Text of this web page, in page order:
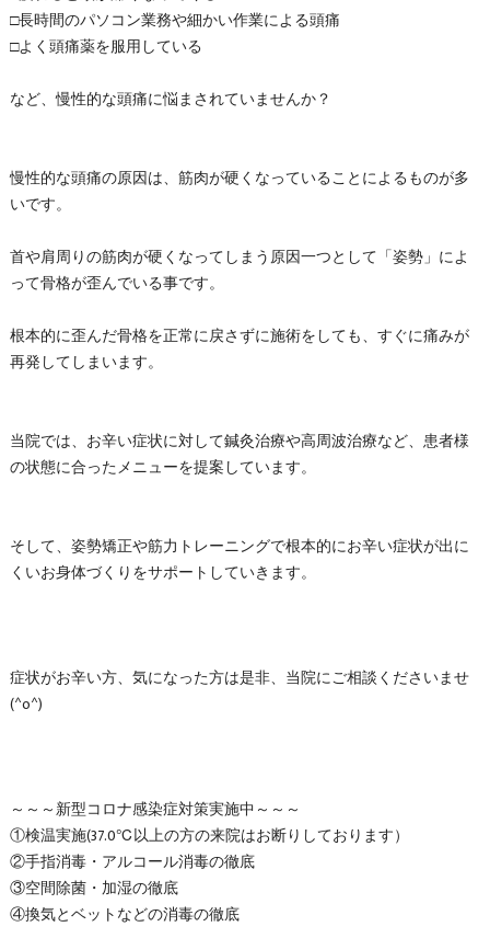
□長時間のパソコン業務や細かい作業による頭痛
□よく頭痛薬を服用している
など、慢性的な頭痛に悩まされていませんか？
慢性的な頭痛の原因は、筋肉が硬くなっていることによるものが多
いです。
首や肩周りの筋肉が硬くなってしまう原因一つとして「姿勢」によ
って骨格が歪んでいる事です。
根本的に歪んだ骨格を正常に戻さずに施術をしても、すぐに痛みが
再発してしまいます。
当院では、お辛い症状に対して鍼灸治療や高周波治療など、患者様
の状態に合ったメニューを提案しています。
そして、姿勢矯正や筋力トレーニングで根本的にお辛い症状が出に
くいお身体づくりをサポートしていきます。
症状がお辛い方、気になった方は是非、当院にご相談くださいませ
(^o^)
～～～新型コロナ感染症対策実施中～～～
①検温実施(37.0℃以上の方の来院はお断りしております）
②手指消毒・アルコール消毒の徹底
③空間除菌・加湿の徹底
④換気とベットなどの消毒の徹底